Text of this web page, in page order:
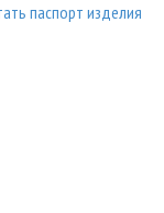
паспорт изделия